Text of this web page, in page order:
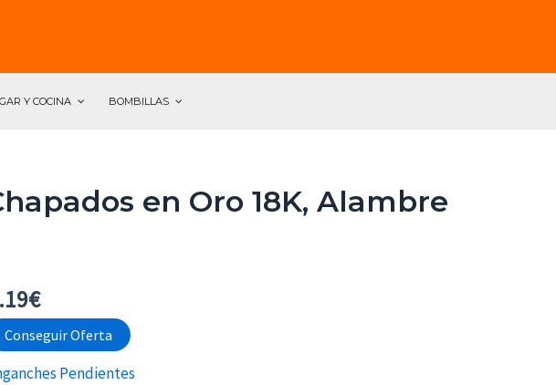
Y COCINA BOMBILLAS
en Oro 18K, Alambre
€
Conseguir Oferta
Pendientes